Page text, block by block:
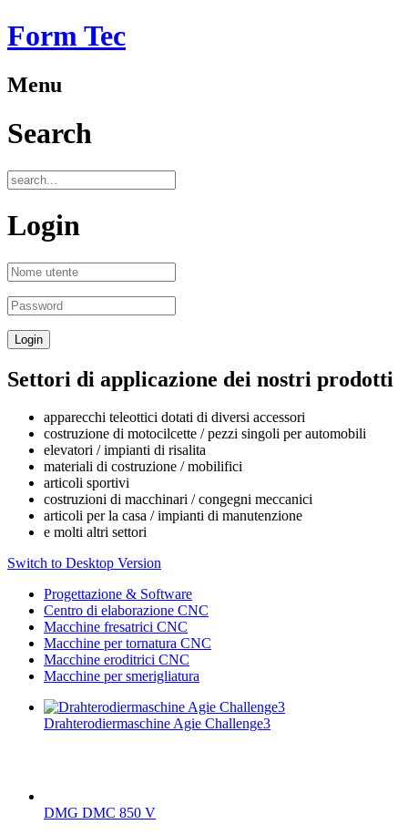
Form Tec
Menu
Search
Login
Settori di applicazione dei nostri prodotti
apparecchi teleottici dotati di diversi accessori
costruzione di motocilcette / pezzi singoli per automobili
elevatori / impianti di risalita
materiali di costruzione / mobilifici
articoli sportivi
costruzioni di macchinari / congegni meccanici
articoli per la casa / impianti di manutenzione
e molti altri settori
Switch to Desktop Version
Progettazione & Software
Centro di elaborazione CNC
Macchine fresatrici CNC
Macchine per tornatura CNC
Macchine eroditrici CNC
Macchine per smerigliatura
Drahterodiermaschine Agie Challenge3
DMG DMC 850 V